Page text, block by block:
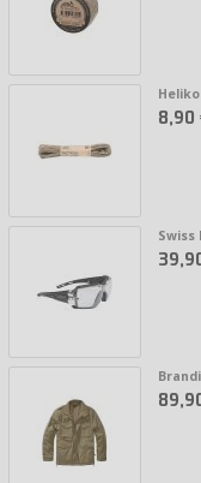
8,90
Swiss